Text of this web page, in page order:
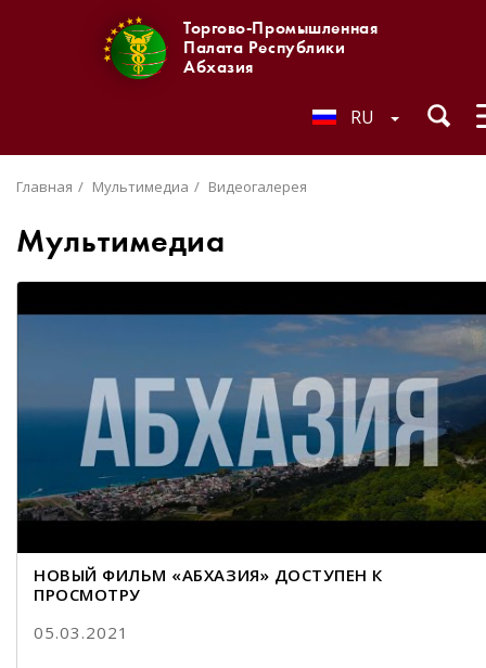
Торгово-Промышленная
Палата Республики
Абхазия
RU
Главная Мультимедиа Видеогалерея
Мультимедиа
НОВЫЙ ФИЛЬМ «АБХАЗИЯ» ДОСТУПЕН К
ПРОСМОТРУ
05.03.2021